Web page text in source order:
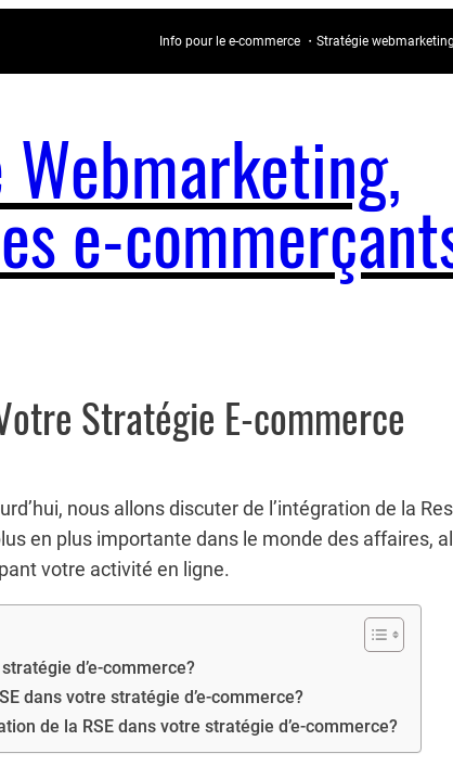
Info pour le e-commerce ・Stratégie
e-
Stratégie E-commerce
nous allons discuter de l’intégration de la
en plus importante dans le monde des
votre activité en ligne.
d’e-commerce?
dans votre stratégie d’e-commerce?
de la RSE dans votre stratégie d’e-commerce?